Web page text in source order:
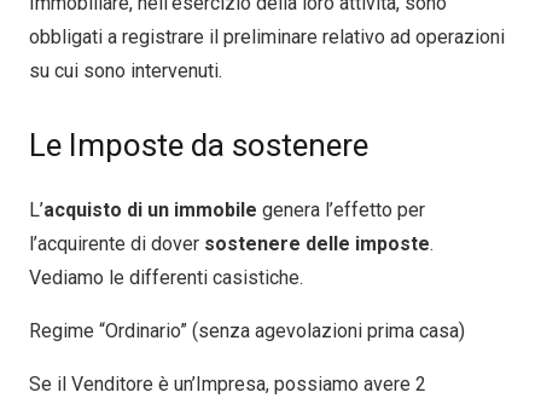
obbligati a registrare il preliminare relativo ad operazioni
su cui sono intervenuti.
Le Imposte da sostenere
L’acquisto di un immobile genera l’effetto per
l’acquirente di dover sostenere delle imposte.
Vediamo le differenti casistiche.
Regime “Ordinario” (senza agevolazioni prima casa)
Se il Venditore è un’Impresa, possiamo avere 2